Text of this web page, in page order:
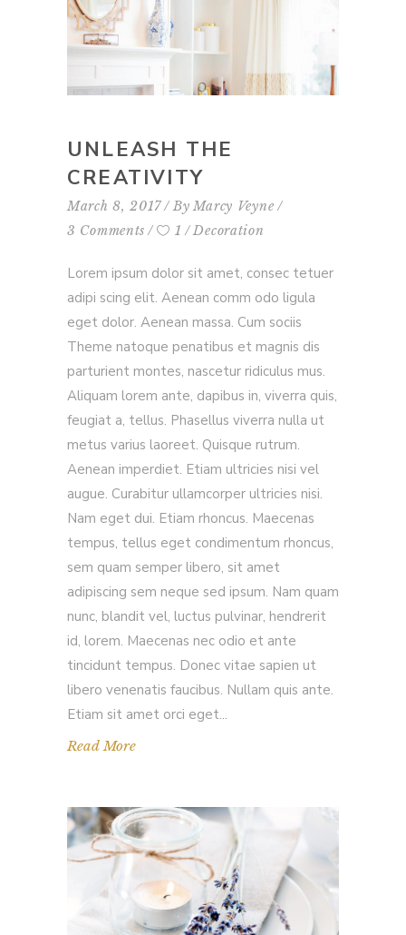
UNLEASH THE
CREATIVITY
March 8, 2017 By Marcy Veyne
3 Comments
1 Decoration
Lorem ipsum dolor sit amet, consec tetuer
adipi scing elit. Aenean comm odo ligula
eget dolor. Aenean massa. Cum sociis
Theme natoque penatibus et magnis dis
parturient montes, nascetur ridiculus mus.
Aliquam lorem ante, dapibus in, viverra quis,
feugiat a, tellus. Phasellus viverra nulla ut
metus varius laoreet. Quisque rutrum.
Aenean imperdiet. Etiam ultricies nisi vel
augue. Curabitur ullamcorper ultricies nisi.
Nam eget dui. Etiam rhoncus. Maecenas
tempus, tellus eget condimentum rhoncus,
sem quam semper libero, sit amet
adipiscing sem neque sed ipsum. Nam quam
nunc, blandit vel, luctus pulvinar, hendrerit
id, lorem. Maecenas nec odio et ante
tincidunt tempus. Donec vitae sapien ut
libero venenatis faucibus. Nullam quis ante.
Etiam sit amet orci eget
Read More